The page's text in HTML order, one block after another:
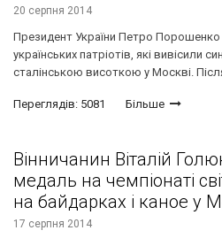
20 серпня 2014
Президент України Петро Порошенко
українських патріотів, які вивісили
сталінською висоткою у Москві. Після
Переглядів: 5081 Більше
Вінничанин Віталій
медаль на чемпіонаті
на байдарках і каное у
17 серпня 2014